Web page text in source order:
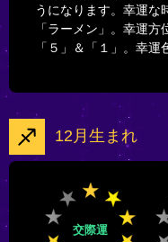
うになります。幸運な
「ラーメン」。幸運
「５」＆「１」。幸運
12月生まれ
交際運